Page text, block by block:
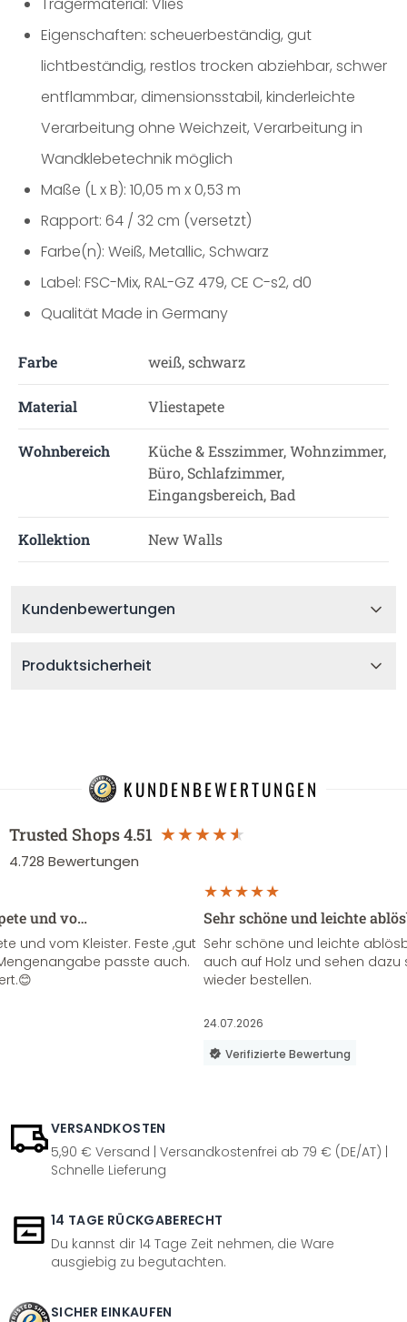
Eigenschaften: scheuerbeständig, gut
lichtbeständig, restlos trocken abziehbar, schwer
entflammbar, dimensionsstabil, kinderleichte
Verarbeitung ohne Weichzeit, Verarbeitung in
Wandklebetechnik möglich
Maße (L x B): 10,05 m x 0,53 m
Rapport: 64 / 32 cm (versetzt)
Farbe(n): Weiß, Metallic, Schwarz
Label: FSC-Mix, RAL-GZ 479, CE C-s2, d0
Qualität Made in Germany
Farbe weiß, schwarz
Material Vliestapete
Wohnbereich
Küche & Esszimmer, Wohnzimmer,
Büro, Schlafzimmer,
Eingangsbereich, Bad
Kollektion New Walls
Kundenbewertungen
Produktsicherheit
KUNDENBEWERTUNGEN
Trusted Shops4.51
4.728 Bewertungen
und vo…
und vom Kleister. Feste ,gut
passte auch.
Sehr schöne und leichte
Sehr schöne und leichte
auch auf Holz und sehen
wieder bestellen.
24.07.2026
Verifizierte Bewertung
VERSANDKOSTEN
5,90 € Versand | Versandkostenfrei ab 79 € (DE/AT) |
Schnelle Lieferung
14 TAGE RÜCKGABERECHT
Du kannst dir 14 Tage Zeit nehmen, die Ware
ausgiebig zu begutachten.
SICHER EINKAUFEN